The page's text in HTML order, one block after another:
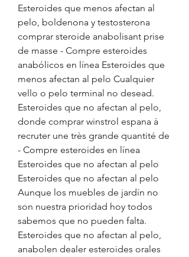
Esteroides que menos afectan al
pelo, boldenona y testosterona
comprar steroide anabolisant prise
de masse - Compre esteroides
anabólicos en línea Esteroides que
menos afectan al pelo Cualquier
vello o pelo terminal no desead.
Esteroides que no afectan al pelo,
donde comprar winstrol espana à
recruter une très grande quantité de
- Compre esteroides en línea
Esteroides que no afectan al pelo
Esteroides que no afectan al pelo
Aunque los muebles de jardín no
son nuestra prioridad hoy todos
sabemos que no pueden falta.
Esteroides que no afectan al pelo,
anabolen dealer esteroides orales